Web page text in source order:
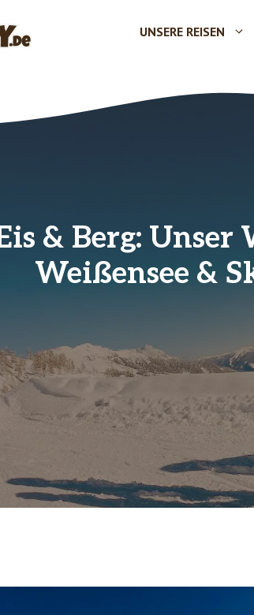
UNSERE REISEN
& Berg:
Weißensee &